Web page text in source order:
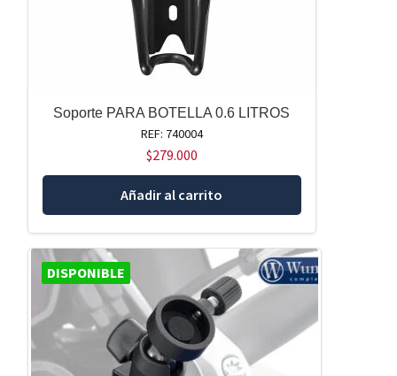
Soporte PARA BOTELLA 0.6 LITROS
REF: 740004
$279.000
Añadir al carrito
DISPONIBLE